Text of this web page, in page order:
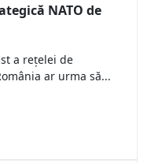
NATO de
a rețelei de
ar urma să...